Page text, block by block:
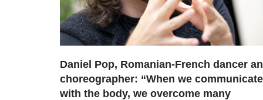
Daniel Pop, Romanian-French dancer
choreographer: “When we communicate
with the body, we overcome many